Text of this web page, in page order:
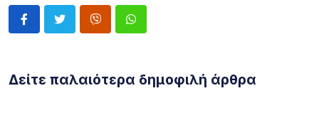
Δείτε παλαιότερα δημοφιλή άρθρα